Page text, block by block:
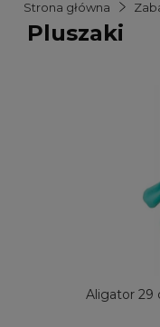
Strona główna
Pluszaki
Aligator 29